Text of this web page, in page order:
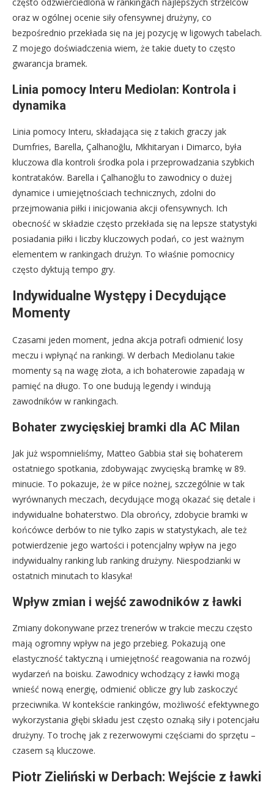
oraz w ogólnej ocenie siły ofensywnej drużyny, co
bezpośrednio przekłada się na jej pozycję w ligowych tabelach.
Z mojego doświadczenia wiem, że takie duety to często
gwarancja bramek.
Linia pomocy Interu Mediolan: Kontrola i
dynamika
Linia pomocy Interu, składająca się z takich graczy jak
Dumfries, Barella, Çalhanoğlu, Mkhitaryan i Dimarco, była
kluczowa dla kontroli środka pola i przeprowadzania szybkich
kontrataków. Barella i Çalhanoğlu to zawodnicy o dużej
dynamice i umiejętnościach technicznych, zdolni do
przejmowania piłki i inicjowania akcji ofensywnych. Ich
obecność w składzie często przekłada się na lepsze statystyki
posiadania piłki i liczby kluczowych podań, co jest ważnym
elementem w rankingach drużyn. To właśnie pomocnicy
często dyktują tempo gry.
Indywidualne Występy i Decydujące
Momenty
Czasami jeden moment, jedna akcja potrafi odmienić losy
meczu i wpłynąć na rankingi. W derbach Mediolanu takie
momenty są na wagę złota, a ich bohaterowie zapadają w
pamięć na długo. To one budują legendy i windują
zawodników w rankingach.
Bohater zwycięskiej bramki dla AC Milan
Jak już wspomnieliśmy, Matteo Gabbia stał się bohaterem
ostatniego spotkania, zdobywając zwycięską bramkę w 89.
minucie. To pokazuje, że w piłce nożnej, szczególnie w tak
wyrównanych meczach, decydujące mogą okazać się detale i
indywidualne bohaterstwo. Dla obrońcy, zdobycie bramki w
końcówce derbów to nie tylko zapis w statystykach, ale też
potwierdzenie jego wartości i potencjalny wpływ na jego
indywidualny ranking lub ranking drużyny. Niespodzianki w
ostatnich minutach to klasyka!
Wpływ zmian i wejść zawodników z ławki
Zmiany dokonywane przez trenerów w trakcie meczu często
mają ogromny wpływ na jego przebieg. Pokazują one
elastyczność taktyczną i umiejętność reagowania na rozwój
wydarzeń na boisku. Zawodnicy wchodzący z ławki mogą
wnieść nową energię, odmienić oblicze gry lub zaskoczyć
przeciwnika. W kontekście rankingów, możliwość efektywnego
wykorzystania głębi składu jest często oznaką siły i potencjału
drużyny. To trochę jak z rezerwowymi częściami do sprzętu –
czasem są kluczowe.
Piotr Zieliński w Derbach: Wejście z ławki